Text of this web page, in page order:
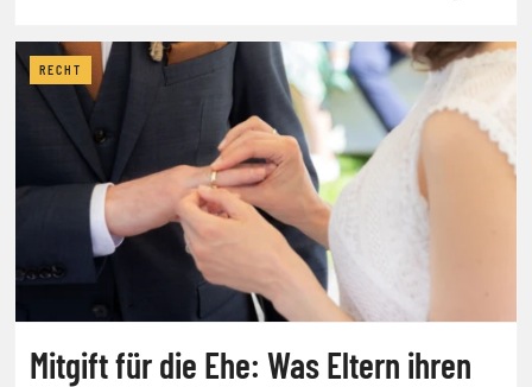
RECHT
Mitgift für die Ehe: Was Eltern ihren